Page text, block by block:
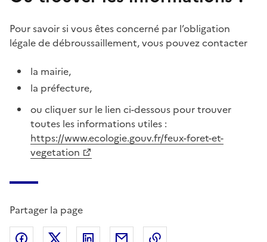
Pour savoir si vous êtes concerné par l’obligation
légale de débroussaillement, vous pouvez contacter
la mairie,
la préfecture,
ou cliquer sur le lien ci-dessous pour trouver
toutes les informations utiles :
https://www.ecologie.gouv.fr/feux-foret-et-
vegetation
Partager la page
Partager sur Facebook
Partager sur X (anciennement Twitter)
Partager sur LinkedIn
Partager par email